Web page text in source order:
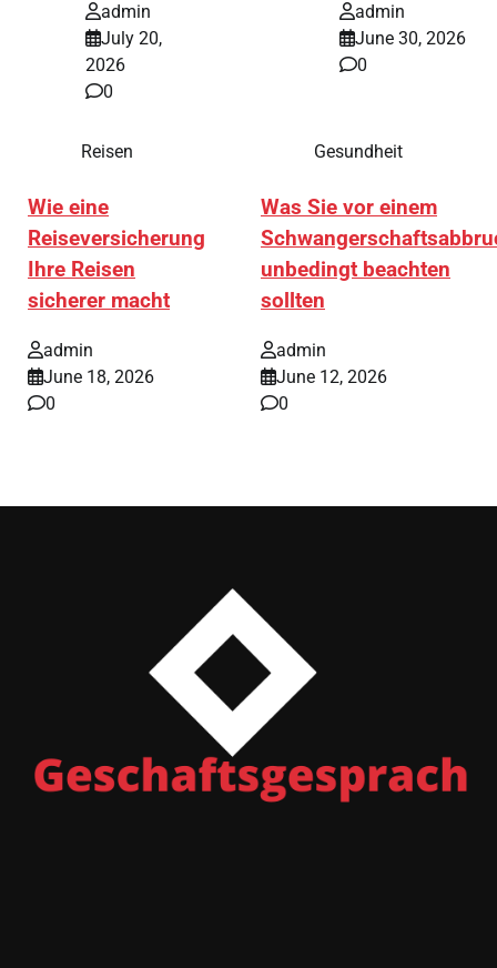
admin
July 20,
2026
0
admin
June 30, 2026
0
Reisen
Wie eine
Reiseversicherung
Ihre Reisen
sicherer macht
admin
June 18, 2026
0
Gesundheit
Was Sie vor einem
unbedingt beachten
sollten
admin
June 12, 2026
0